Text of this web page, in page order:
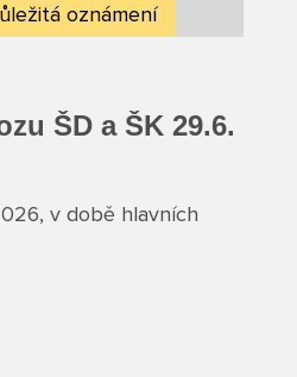
oznámení
ŠD a ŠK 29.6.
v době hlavních